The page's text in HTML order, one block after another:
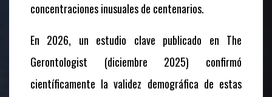
concentraciones inusuales de centenarios.
En 2026, un estudio clave publicado en The
Gerontologist (diciembre 2025) confirmó
científicamente la validez demográfica de estas